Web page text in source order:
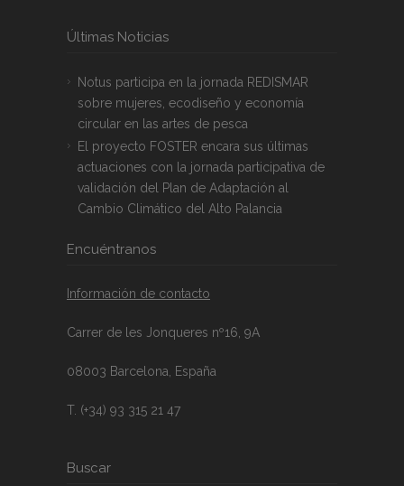
Últimas Noticias
Notus participa en la jornada REDISMAR
sobre mujeres, ecodiseño y economía
circular en las artes de pesca
El proyecto FOSTER encara sus últimas
actuaciones con la jornada participativa de
validación del Plan de Adaptación al
Cambio Climático del Alto Palancia
Encuéntranos
Información de contacto
Carrer de les Jonqueres nº16, 9A
08003 Barcelona, España
T. (+34) 93 315 21 47
Buscar